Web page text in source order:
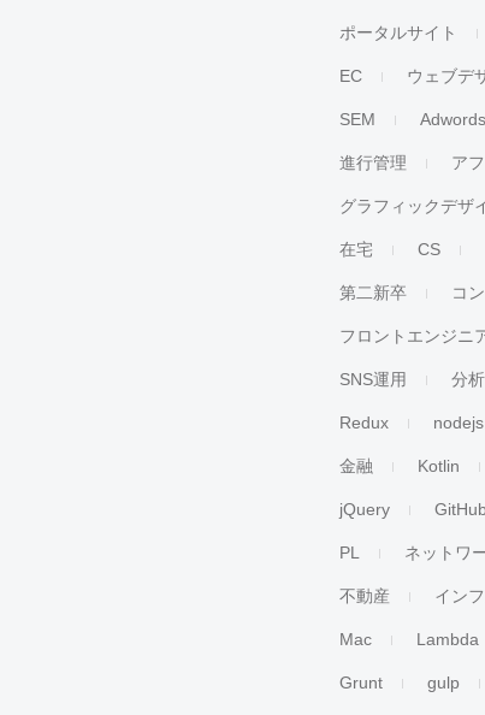
ポータルサイト
EC ウェブデ
SEM Adwords
進行管理 ア
グラフィックデザ
在宅 CS
第二新卒 コ
フロントエンジニ
SNS運用 分析
Redux nodejs
金融 Kotlin
jQuery
PL ネットワ
不動産 イン
Mac Lambda
Grunt gulp